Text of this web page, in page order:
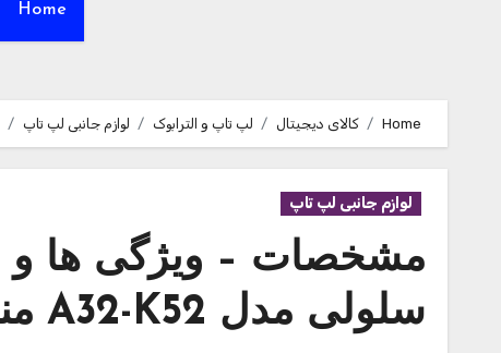
Home
Home کالای دیجیتال لپ تاپ و الترابوک لوازم جانبی لپ تاپ
لوازم جانبی لپ تاپ
سلولی مدل A32-K52 مناسب برای لپ تاپ ایسوس